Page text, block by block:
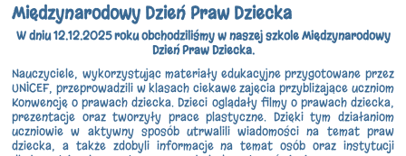
Międzynarodowy Dzień Praw Dziecka
W dniu 12.12.2025 roku obchodziliśmy w naszej szkole Międzynarodowy
Dzień Praw Dziecka.
Nauczyciele, wykorzystując materiały edukacyjne przygotowane przez
UNICEF, przeprowadzili w klasach ciekawe zajęcia przybliżające uczniom
Konwencję o prawach dziecka. Dzieci oglądały filmy o prawach dziecka,
prezentacje oraz tworzyły prace plastyczne. Dzięki tym działaniom
uczniowie w aktywny sposób utrwalili wiadomości na temat praw
dziecka, a także zdobyli informacje na temat osób oraz instytucji